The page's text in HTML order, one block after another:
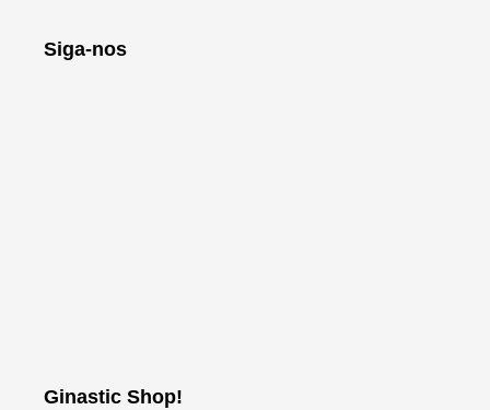
Siga-nos
Ginastic Shop!